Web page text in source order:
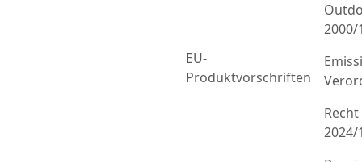
EU-
Produktvorschriften
2000/
2024/